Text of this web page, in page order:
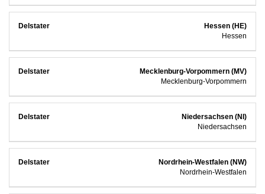
Hessen (HE)
Hessen
Mecklenburg-Vorpommern (MV)
Mecklenburg-Vorpommern
Niedersachsen (NI)
Niedersachsen
Nordrhein-Westfalen (NW)
Nordrhein-Westfalen